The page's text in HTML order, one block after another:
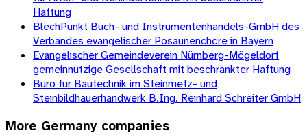
Haftung
BlechPunkt Buch- und Instrumentenhandels-GmbH des
Verbandes evangelischer Posaunenchöre in Bayern
Evangelischer Gemeindeverein Nürnberg-Mögeldorf
gemeinnützige Gesellschaft mit beschränkter Haftung
Büro für Bautechnik im Steinmetz- und
Steinbildhauerhandwerk B.Ing. Reinhard Schreiter GmbH
More Germany companies